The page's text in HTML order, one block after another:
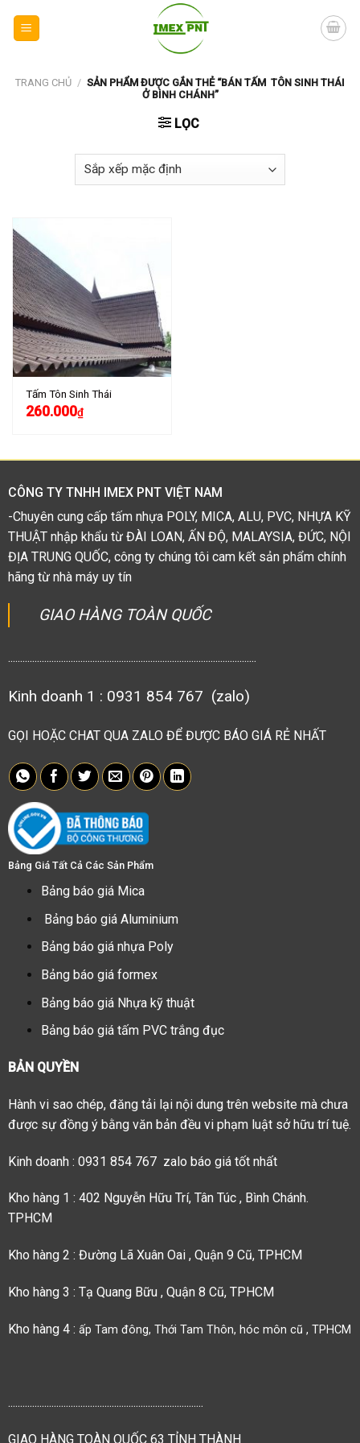
TRANG CHỦ / SẢN PHẨM ĐƯỢC GẮN THẺ “BÁN TẤM TÔN SINH THÁI
Ở BÌNH CHÁNH”
LỌC
Tấm Tôn Sinh Thái
260.000₫
CÔNG TY TNHH IMEX PNT VIỆT NAM
-Chuyên cung cấp tấm nhựa POLY, MICA, ALU, PVC, NHỰA KỸ
THUẬT nhập khẩu từ ĐÀI LOAN, ẤN ĐỘ, MALAYSIA, ĐỨC, NỘI
ĐỊA TRUNG QUỐC, công ty chúng tôi cam kết sản phẩm chính
hãng từ nhà máy uy tín
GIAO HÀNG TOÀN QUỐC
.......................................................................................................
Kinh doanh 1 : 0931 854 767 (zalo)
GỌI HOẶC CHAT QUA ZALO ĐỂ ĐƯỢC BÁO GIÁ RẺ NHẤT
Bảng Giá Tất Cả Các Sản Phẩm
Bảng báo giá Mica
Bảng báo giá Aluminium
Bảng báo giá nhựa Poly
Bảng báo giá formex
Bảng báo giá Nhựa kỹ thuật
Bảng báo giá tấm PVC trắng đục
BẢN QUYỀN
Hành vi sao chép, đăng tải lại nội dung trên website mà chưa
được sự đồng ý bằng văn bản đều vi phạm luật sở hữu trí tuệ.
Kinh doanh : 0931 854 767 zalo báo giá tốt nhất
Kho hàng 1 : 402 Nguyễn Hữu Trí, Tân Túc , Bình Chánh.
TPHCM
Kho hàng 2 : Đường Lã Xuân Oai , Quận 9 Cũ, TPHCM
Kho hàng 3 : Tạ Quang Bữu , Quận 8 Cũ, TPHCM
Kho hàng 4 : ấp Tam đông, Thới Tam Thôn, hóc môn cũ , TPHCM
.................................................................................
GIAO HÀNG TOÀN QUỐC 63 TỈNH THÀNH